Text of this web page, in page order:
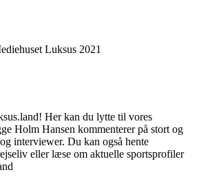
Luksus 2021
Her kan du lytte til vores
Holm Hansen kommenterer på stort og
interviewer. Du kan også hente
eller læse om aktuelle sportsprofiler